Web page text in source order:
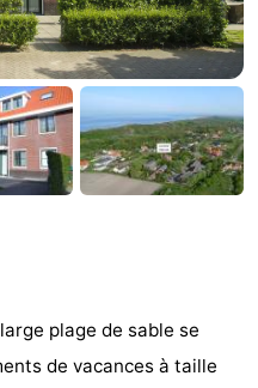
plage de sable se
de vacances à taille